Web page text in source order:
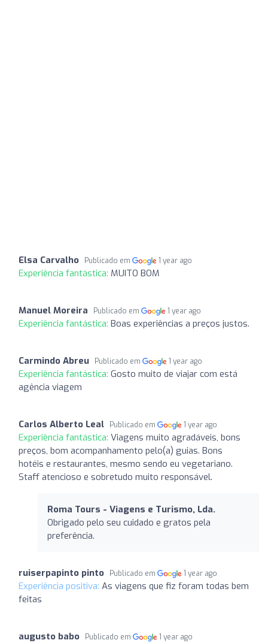
Elsa Carvalho Publicado em 1 year ago
Experiência fantástica: MUITO BOM
Manuel Moreira Publicado em 1 year ago
Experiência fantástica: Boas experiências a preços justos.
Carmindo Abreu Publicado em 1 year ago
Experiência fantástica: Gosto muito de viajar com está
agência viagem
Carlos Alberto Leal Publicado em 1 year ago
Experiência fantástica: Viagens muito agradáveis, bons
preços, bom acompanhamento pelo(a) guias. Bons
hotéis e restaurantes, mesmo sendo eu vegetariano.
Staff atencioso e sobretudo muito responsável.
Roma Tours - Viagens e Turismo, Lda.
Obrigado pelo seu cuidado e gratos pela
preferência.
ruiserpapinto pinto Publicado em 1 year ago
Experiência positiva: As viagens que fiz foram todas bem
feitas
augusto babo Publicado em 1 year ago